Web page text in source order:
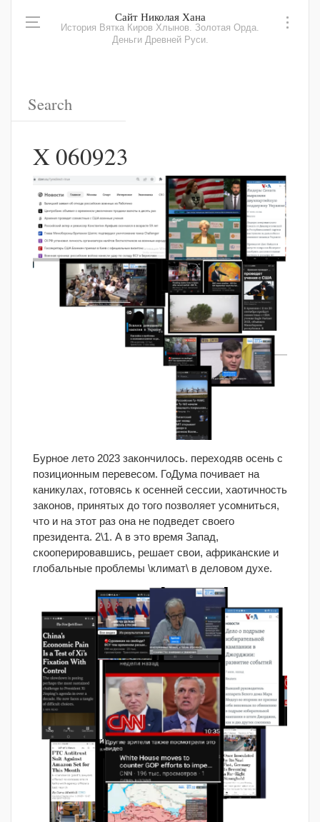
Сайт Николая Хана
История Вятка Киров Хлынов. Золотая Орда.
Деньги Древней Руси.
X 060923
Бурное лето 2023 закончилось. переходяв осень с
позиционным перевесом. ГоДума почивает на
каникулах, готовясь к осенней сессии, хаотичность
законов, принятых до того позволяет усомниться,
что и на этот раз она не подведет своего
президента. 2\1. А в это время Запад,
скооперировавшись, решает свои, африканские и
глобальные проблемы \климат\ в деловом духе.